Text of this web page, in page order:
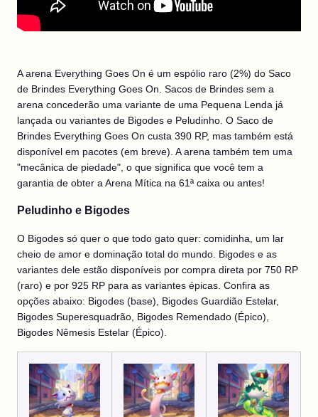
A arena Everything Goes On é um espólio raro (2%) do Saco
de Brindes Everything Goes On. Sacos de Brindes sem a
arena concederão uma variante de uma Pequena Lenda já
lançada ou variantes de Bigodes e Peludinho. O Saco de
Brindes Everything Goes On custa 390 RP, mas também está
disponível em pacotes (em breve). A arena também tem uma
"mecânica de piedade", o que significa que você tem a
garantia de obter a Arena Mítica na 61ª caixa ou antes!
Peludinho e Bigodes
O Bigodes só quer o que todo gato quer: comidinha, um lar
cheio de amor e dominação total do mundo. Bigodes e as
variantes dele estão disponíveis por compra direta por 750 RP
(raro) e por 925 RP para as variantes épicas. Confira as
opções abaixo: Bigodes (base), Bigodes Guardião Estelar,
Bigodes Superesquadrão, Bigodes Remendado (Épico),
Bigodes Nêmesis Estelar (Épico).